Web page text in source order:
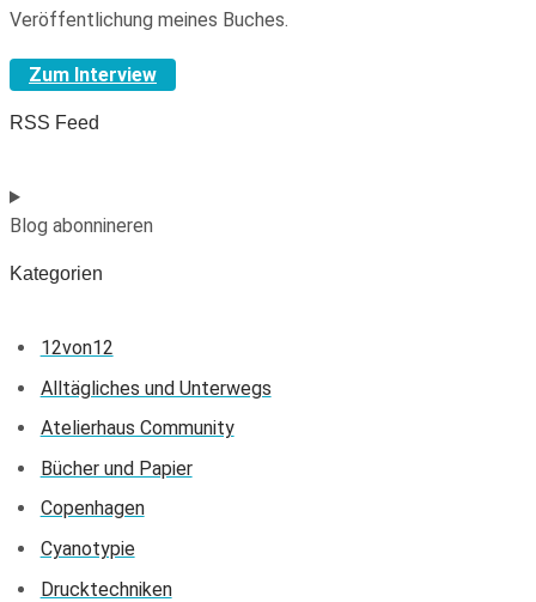
Veröffentlichung meines Buches.
Zum Interview
RSS Feed
Blog abonnineren
Kategorien
12von12
Alltägliches und Unterwegs
Atelierhaus Community
Bücher und Papier
Copenhagen
Cyanotypie
Drucktechniken